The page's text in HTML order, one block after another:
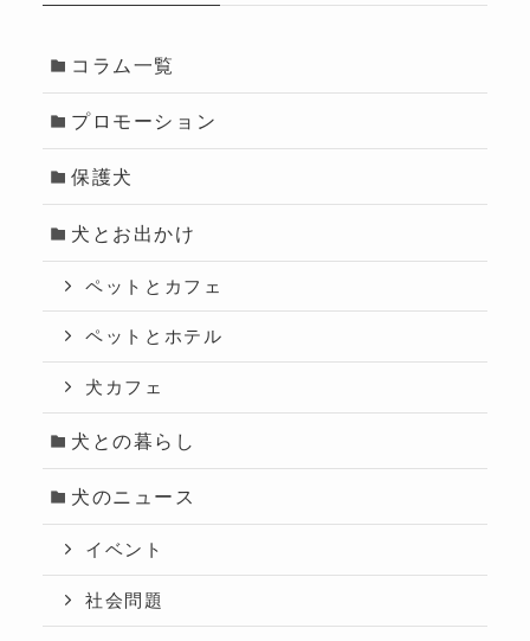
コラム一覧
プロモーション
保護犬
犬とお出かけ
ペットとカフェ
ペットとホテル
犬カフェ
犬との暮らし
犬のニュース
イベント
社会問題